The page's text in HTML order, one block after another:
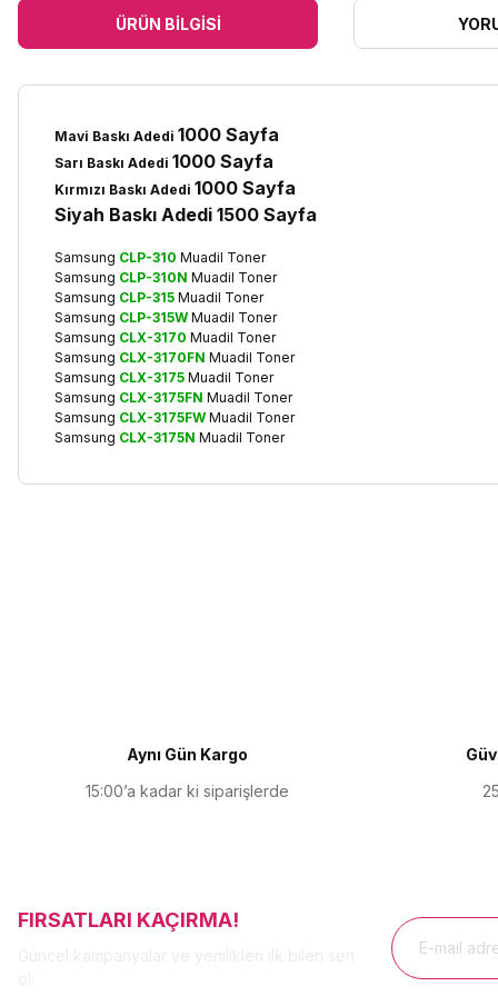
ÜRÜN BILGISI
Mavi Baskı Adedi 1000 Sayfa
Sarı Baskı Adedi 1000 Sayfa
Kırmızı Baskı Adedi 1000 Sayfa
Siyah Baskı Adedi 1500 Sayfa
Samsung CLP-310 Muadil Toner
Samsung CLP-310N Muadil Toner
Samsung CLP-315 Muadil Toner
Samsung CLP-315W Muadil Toner
Samsung CLX-3170 Muadil Toner
Samsung CLX-3170FN Muadil Toner
Samsung CLX-3175 Muadil Toner
Samsung CLX-3175FN Muadil Toner
Samsung CLX-3175FW Muadil Toner
Samsung CLX-3175N Muadil Toner
Bu ürüne benzer farklı alternatifler olmalı.
Aynı Gün Kargo
15:00’a kadar ki siparişlerde
FIRSATLARI KAÇIRMA!